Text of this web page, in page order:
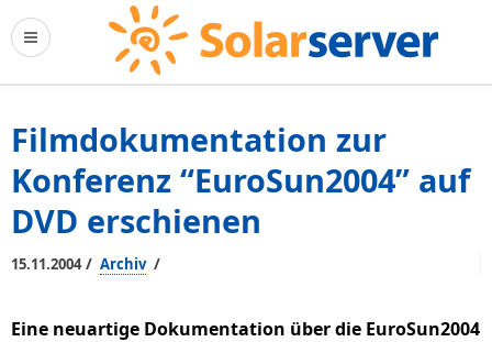
Filmdokumentation zur
Konferenz “EuroSun2004” auf
DVD erschienen
15.11.2004/ Archiv /
Eine neuartige Dokumentation über die EuroSun2004